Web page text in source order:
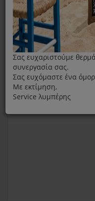
Σας ευχαριστούμε
συνεργασία σας.
Σας ευχόμαστε ένα
Με εκτίμηση,
Service λυμπέρης